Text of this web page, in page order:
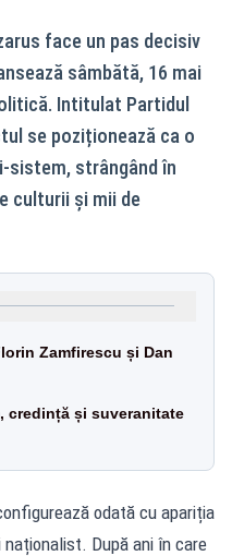
face un pas decisiv
sâmbătă, 16 mai
Intitulat Partidul
se poziționează ca o
sistem, strângând în
culturii și mii de
Zamfirescu și Dan
credință și suveranitate
odată cu apariția
După ani în care